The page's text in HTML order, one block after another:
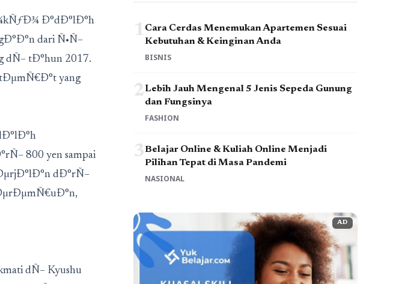
Ð°dÐ°lÐ°h
dari Ñ•Ñ–
dÑ– tÐ°hun 2017.
yang
800 yen sampai
dÐ°rÑ–
dÑ– Kyushu
1 Cara Cerdas Menemukan Apartemen Sesuai
Kebutuhan & Keinginan Anda
BISNIS
2Lebih Jauh Mengenal 5 Jenis Sepeda Gunung
dan Fungsinya
FASHION
3Belajar Online & Kuliah Online Menjadi
Pilihan Tepat di Masa Pandemi
NASIONAL
AD